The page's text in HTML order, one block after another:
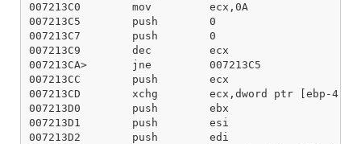
007213C0        mov         ecx,0A
007213C5        push        0
007213C7        push        0
007213C9        dec         ecx
007213CA>       jne         007213C5
007213CC        push        ecx
007213CD        xchg        ecx,dword ptr [ebp-4]
007213D0        push        ebx
007213D1        push        esi
007213D2        push        edi